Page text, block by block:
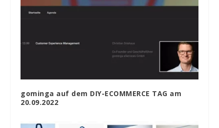
gominga auf dem DIY-ECOMMERCE TAG am
20.09.2022